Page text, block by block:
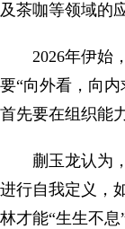
及茶咖等领域的
2026年伊始
要“向外看，向
首先要在组织能
蒯玉龙认为
进行自我定义，
林才能“生生不息”